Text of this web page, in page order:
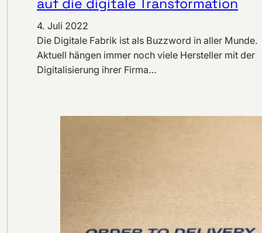
auf die digitale Transformation
4. Juli 2022
Die Digitale Fabrik ist als Buzzword in aller Munde.
Aktuell hängen immer noch viele Hersteller mit der
Digitalisierung ihrer Firma…